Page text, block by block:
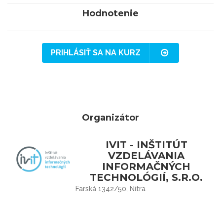
Hodnotenie
PRIHLÁSIŤ SA NA KURZ
Organizátor
IVIT - INŠTITÚT
VZDELÁVANIA
INFORMAČNÝCH
TECHNOLÓGIÍ, S.R.O.
Farská 1342/50, Nitra